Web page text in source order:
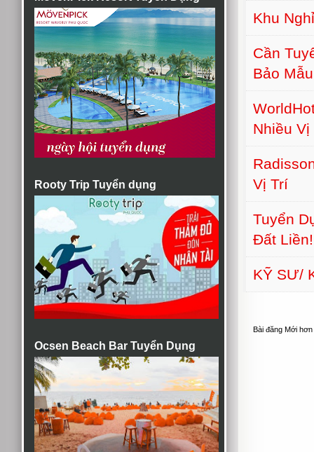
Rooty Trip Tuyển dụng
Ocsen Beach Bar Tuyển Dụng
Khu
Cần
Bảo Mẫu
Nhiều Vị
Vị Trí
Tuyển
Đất
KỸ SƯ/
Bài đăng Mới hơn